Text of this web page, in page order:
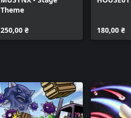
Theme
250,00 ₴ 180,00 ₴